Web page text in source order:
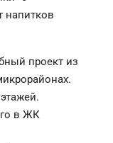
напитков
проект из
в ЖК